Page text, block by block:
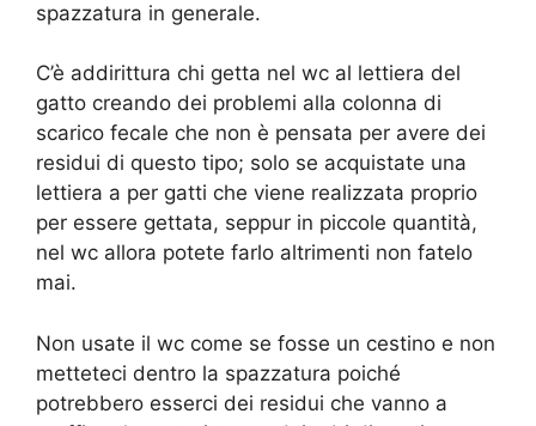
spazzatura in generale.
C’è addirittura chi getta nel wc al lettiera del
gatto creando dei problemi alla colonna di
scarico fecale che non è pensata per avere dei
residui di questo tipo; solo se acquistate una
lettiera a per gatti che viene realizzata proprio
per essere gettata, seppur in piccole quantità,
nel wc allora potete farlo altrimenti non fatelo
mai.
Non usate il wc come se fosse un cestino e non
metteteci dentro la spazzatura poiché
potrebbero esserci dei residui che vanno a